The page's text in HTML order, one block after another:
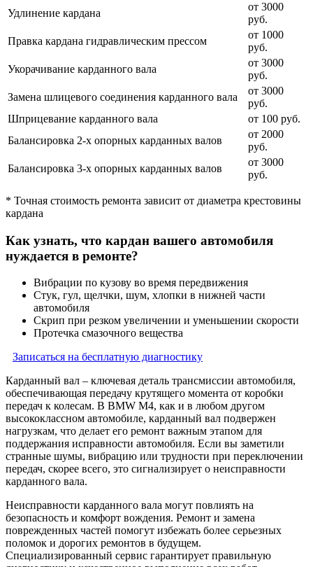
Удлинение кардана
от 3000
руб.
Правка кардана гидравлическим прессом
от 1000
руб.
Укорачивание карданного вала
от 3000
руб.
Замена шлицевого соединения карданного вала
от 3000
руб.
Шприцевание карданного вала
от 100 руб.
Балансировка 2-х опорных карданных валов
от 2000
руб.
Балансировка 3-х опорных карданных валов
от 3000
руб.
* Точная стоимость ремонта зависит от диаметра крестовины
кардана
Как узнать, что кардан вашего автомобиля
нуждается в ремонте?
Вибрации по кузову во время передвижения
Стук, гул, щелчки, шум, хлопки в нижней части
автомобиля
Скрип при резком увеличении и уменьшении скорости
Протечка смазочного вещества
Записаться на бесплатную диагностику
Карданный вал – ключевая деталь трансмиссии автомобиля,
обеспечивающая передачу крутящего момента от коробки
передач к колесам. В BMW M4, как и в любом другом
высококлассном автомобиле, карданный вал подвержен
нагрузкам, что делает его ремонт важным этапом для
поддержания исправности автомобиля. Если вы заметили
странные шумы, вибрацию или трудности при переключении
передач, скорее всего, это сигнализирует о неисправности
карданного вала.
Неисправности карданного вала могут повлиять на
безопасность и комфорт вождения. Ремонт и замена
поврежденных частей помогут избежать более серьезных
поломок и дорогих ремонтов в будущем.
Специализированный сервис гарантирует правильную